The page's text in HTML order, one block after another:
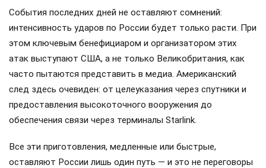
События последних дней не оставляют сомнений:
интенсивность ударов по России будет только расти. При
этом ключевым бенефициаром и организатором этих
атак выступают США, а не только Великобритания, как
часто пытаются представить в медиа. Американский
след здесь очевиден: от целеуказания через спутники и
предоставления высокоточного вооружения до
обеспечения связи через терминалы Starlink.
Все эти приготовления, медленные или быстрые,
оставляют России лишь один путь — и это не переговоры